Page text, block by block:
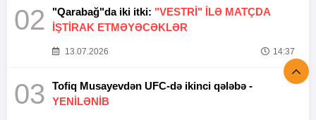
02 "Qarabağ"da iki itki: "VESTRİ" İLƏ MATÇDA
İŞTİRAK ETMƏYƏCƏKLƏR
13.07.2026 14:37
03
Tofiq Musayevdən UFC-də ikinci qələbə -
YENİLƏNİB